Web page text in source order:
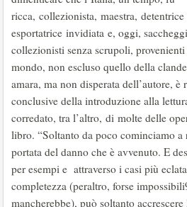
ricca, collezionista, maestra,
esportatrice invidiata e, oggi,
collezionisti senza scrupoli,
mondo, non escluso quello della
amara, ma non disperata dell’autore, è
conclusive della introduzione alla
corredato, tra l’altro, di molte delle
libro. “Soltanto da poco cominciamo a
portata del danno che è avvenuto. E
per esempi e attraverso i casi più
completezza (peraltro, forse
mancherebbe), può soltanto